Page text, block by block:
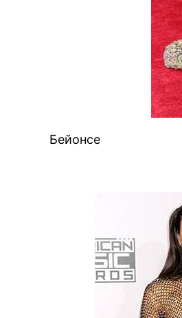
Бейонсе